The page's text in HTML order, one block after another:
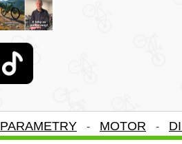
PARAMETRY - MOTOR -